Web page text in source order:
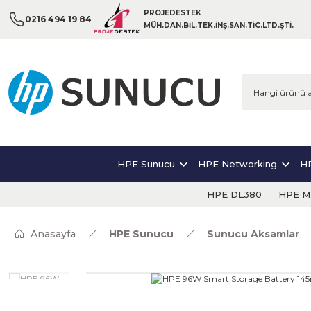
0216 494 19 84
PROJEDESTEK
MÜH.DAN.BİL.TEK.İNŞ.SAN.TİC.LTD.ŞTİ.
HPE Sunucu HPE Networking
HPE DL380 HPE
Anasayfa HPE Sunucu Sunucu Aksamlar